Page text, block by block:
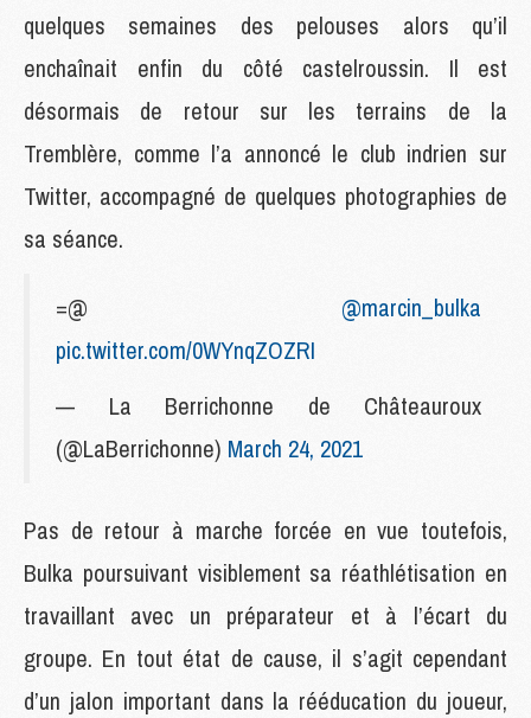
quelques semaines des pelouses alors qu’il
enchaînait enfin du côté castelroussin. Il est
désormais de retour sur les terrains de la
Tremblère, comme l’a annoncé le club indrien sur
Twitter, accompagné de quelques photographies de
sa séance.
=@ @marcin_bulka
pic.twitter.com/0WYnqZOZRI
— La Berrichonne de Châteauroux
(@LaBerrichonne) March 24, 2021
Pas de retour à marche forcée en vue toutefois,
Bulka poursuivant visiblement sa réathlétisation en
travaillant avec un préparateur et à l’écart du
groupe. En tout état de cause, il s’agit cependant
d’un jalon important dans la rééducation du joueur,